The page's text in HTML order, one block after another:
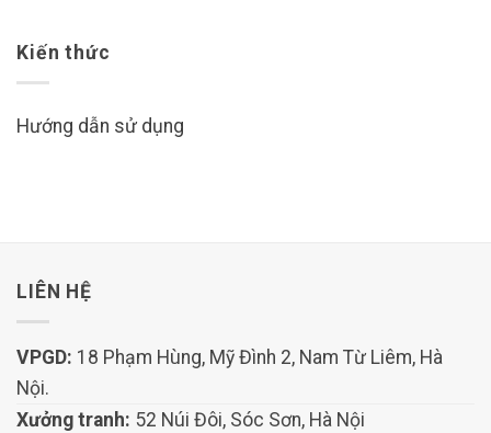
Kiến thức
Hướng dẫn sử dụng
LIÊN HỆ
VPGD: 18 Phạm Hùng, Mỹ Đình 2, Nam Từ Liêm, Hà
Nội.
Xưởng tranh: 52 Núi Đôi, Sóc Sơn, Hà Nội